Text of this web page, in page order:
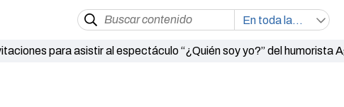
para asistir al espectáculo “¿Quién soy yo?” del